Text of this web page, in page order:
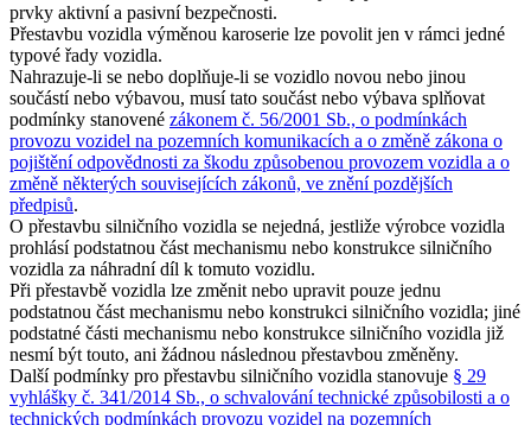
prvky aktivní a pasivní bezpečnosti.
Přestavbu vozidla výměnou karoserie lze povolit jen v rámci jedné
typové řady vozidla.
Nahrazuje-li se nebo doplňuje-li se vozidlo novou nebo jinou
součástí nebo výbavou, musí tato součást nebo výbava splňovat
podmínky stanovené zákonem č. 56/2001 Sb., o podmínkách
provozu vozidel na pozemních komunikacích a o změně zákona o
pojištění odpovědnosti za škodu způsobenou provozem vozidla a o
změně některých souvisejících zákonů, ve znění pozdějších
předpisů.
O přestavbu silničního vozidla se nejedná, jestliže výrobce vozidla
prohlásí podstatnou část mechanismu nebo konstrukce silničního
vozidla za náhradní díl k tomuto vozidlu.
Při přestavbě vozidla lze změnit nebo upravit pouze jednu
podstatnou část mechanismu nebo konstrukci silničního vozidla; jiné
podstatné části mechanismu nebo konstrukce silničního vozidla již
nesmí být touto, ani žádnou následnou přestavbou změněny.
Další podmínky pro přestavbu silničního vozidla stanovuje § 29
vyhlášky č. 341/2014 Sb., o schvalování technické způsobilosti a o
technických podmínkách provozu vozidel na pozemních